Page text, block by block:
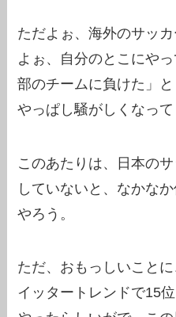
ただよぉ、海外のサッ
よぉ、自分のとこにや
部のチームに負けた」
やっぱし騒がしくなって
このあたりは、日本の
していないと、なかな
やろう。
ただ、おもっしいこと
イッタートレンドで15